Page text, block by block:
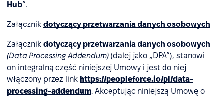
Hub”.
Załącznik dotyczący przetwarzania danych osobowych
Załącznik dotyczący przetwarzania danych osobowych
(Data Processing Addendum) (dalej jako „DPA”), stanowi
on integralną część niniejszej Umowy i jest do niej
włączony przez link https://peopleforce.io/pl/data-
processing-addendum. Akceptując niniejszą Umowę o